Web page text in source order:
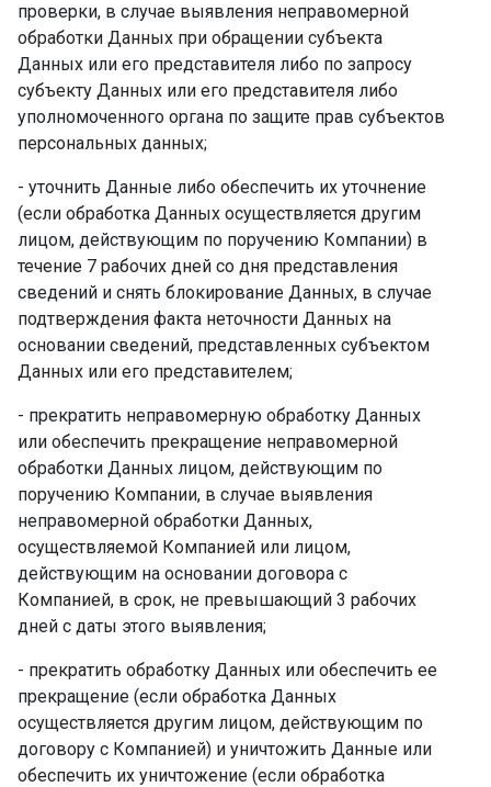
проверки, в случае выявления неправомерной
обработки Данных при обращении субъекта
Данных или его представителя либо по запросу
субъекту Данных или его представителя либо
уполномоченного органа по защите прав субъектов
персональных данных; ­
- уточнить Данные либо обеспечить их уточнение
(если обработка Данных осуществляется другим
лицом, действующим по поручению Компании) в
течение 7 рабочих дней со дня представления
сведений и снять блокирование Данных, в случае
подтверждения факта неточности Данных на
основании сведений, представленных субъектом
Данных или его представителем; ­
- прекратить неправомерную обработку Данных
или обеспечить прекращение неправомерной
обработки Данных лицом, действующим по
поручению Компании, в случае выявления
неправомерной обработки Данных,
осуществляемой Компанией или лицом,
действующим на основании договора с
Компанией, в срок, не превышающий 3 рабочих
дней с даты этого выявления; ­
- прекратить обработку Данных или обеспечить ее
прекращение (если обработка Данных
осуществляется другим лицом, действующим по
договору с Компанией) и уничтожить Данные или
обеспечить их уничтожение (если обработка